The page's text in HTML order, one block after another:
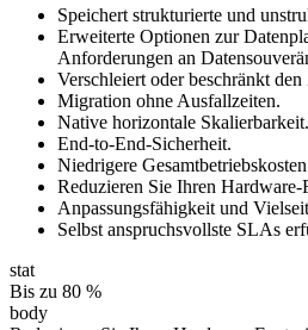
Speichert strukturierte und
Erweiterte Optionen zur
Anforderungen an
Verschleiert oder beschränkt
Migration ohne Ausfallzeiten.
Native horizontale Skalierbarkeit.
End-to-End-Sicherheit.
Niedrigere
Reduzieren Sie Ihren
Anpassungsfähigkeit und
Selbst anspruchsvollste SLAs
stat
Bis zu 80 %
body